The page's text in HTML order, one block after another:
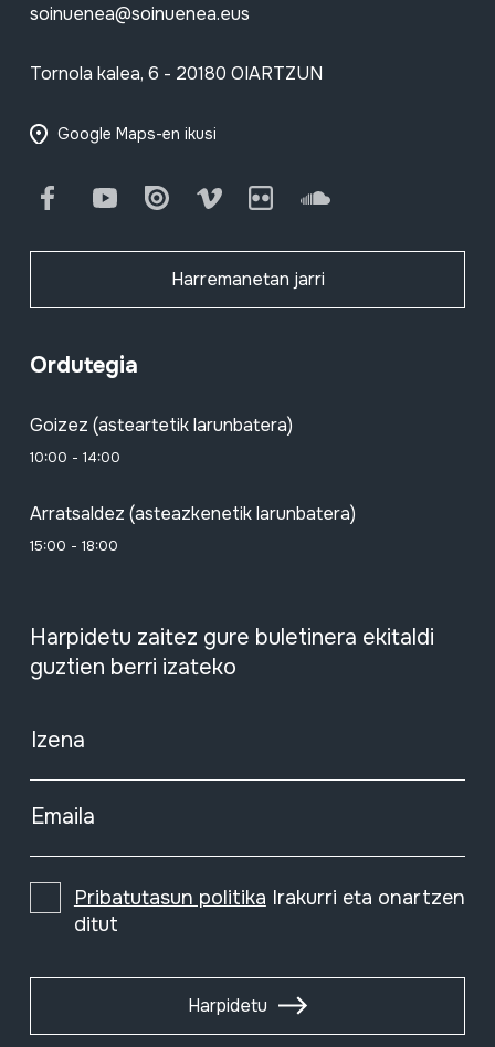
soinuenea@soinuenea.eus
Tornola kalea, 6 - 20180 OIARTZUN
Google Maps-en ikusi
FacebookYoutube Issuu Vimeo Flickr SoundCloud
Harremanetan jarri
Ordutegia
Goizez (asteartetik larunbatera)
10:00 - 14:00
Arratsaldez (asteazkenetik larunbatera)
15:00 - 18:00
Harpidetu zaitez gure buletinera ekitaldi
guztien berri izateko
Izena
Emaila
Pribatutasun politika Irakurri eta onartzen
ditut
Harpidetu